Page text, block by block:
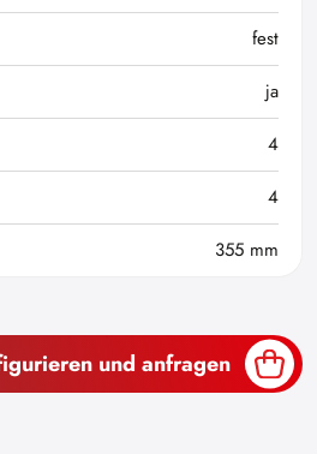
fest
ja
4
4
355 mm
und anfragen